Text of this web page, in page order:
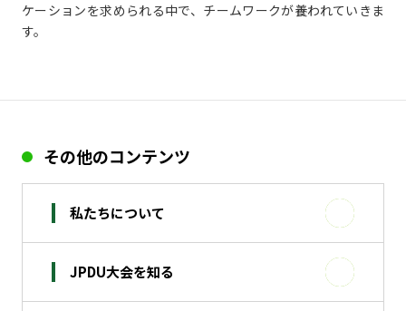
ケーションを求められる中で、チームワークが養われていきま
す。
その他のコンテンツ
私たちについて
JPDU大会を知る